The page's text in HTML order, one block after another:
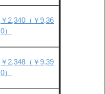
￥2,340（￥9,36
0）
￥2,348（￥9,39
0）